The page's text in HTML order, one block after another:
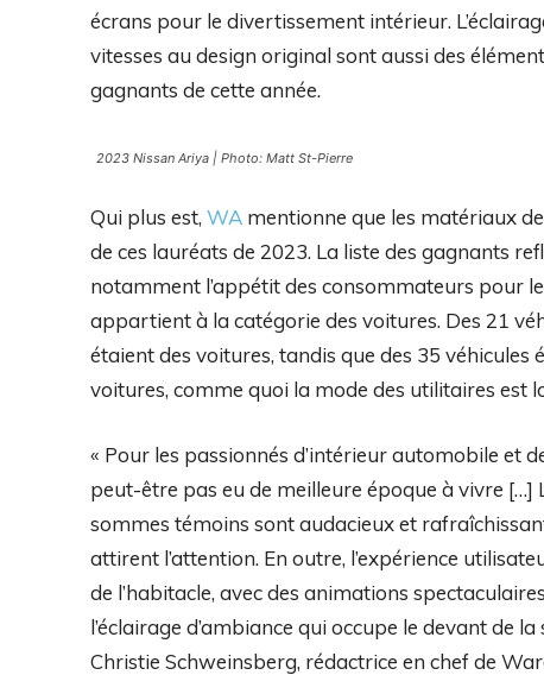
écrans pour le divertissement intérieur.
vitesses au design original sont aussi des
gagnants de cette année.
2023 Nissan Ariya | Photo: Matt St-Pierre
Qui plus est, WA mentionne que les matériaux
de ces lauréats de 2023. La liste des gagnants
notamment l’appétit des consommateurs pour
appartient à la catégorie des voitures. Des 21
étaient des voitures, tandis que des 35 véhicules
voitures, comme quoi la mode des utilitaires est
« Pour les passionnés d’intérieur automobile et
peut-être pas eu de meilleure époque à vivre […]
sommes témoins sont audacieux et
attirent l’attention. En outre, l’expérience
de l’habitacle, avec des animations
l’éclairage d’ambiance qui occupe le devant de
Christie Schweinsberg, rédactrice en chef de